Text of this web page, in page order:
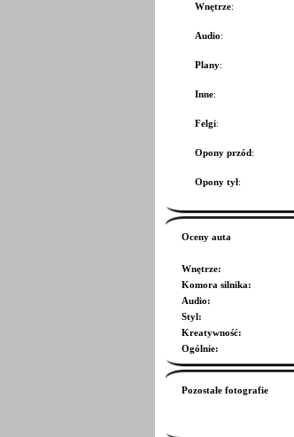
Wnętrze:
Audio:
Plany:
Inne:
Felgi:
Opony przód:
Opony tył:
Oceny auta
Wnętrze:
Komora silnika:
Audio:
Styl:
Kreatywność:
Ogólnie:
Pozostałe fotografie